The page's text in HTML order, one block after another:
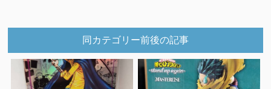
同カテゴリー前後の記事